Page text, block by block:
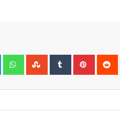
LinkedIn WhatsappStumbleUpon
Tumblr Pinterest